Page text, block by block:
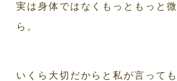
実は身体ではなくもっともっと
ら。
いくら大切だからと私が言って